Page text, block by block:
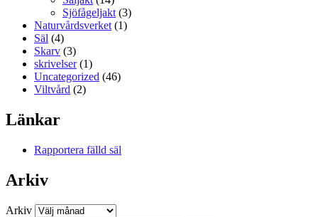
Sjöfågeljakt (3)
Naturvårdsverket (1)
Säl (4)
Skarv (3)
skrivelser(1)
Uncategorized (46)
Viltvård (2)
Länkar
Rapportera fälld säl
Arkiv
Arkiv